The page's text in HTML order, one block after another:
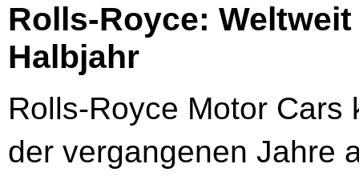
Rolls-Royce:
Halbjahr
Rolls-Royce Motor
der vergangenen Jahre